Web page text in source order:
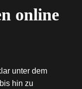
online
unter dem
hin zu